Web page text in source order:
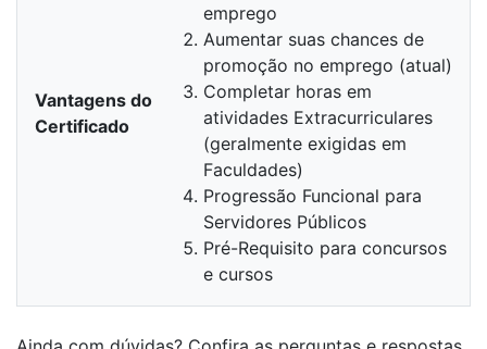
Vantagens do
Certificado
emprego
Aumentar suas chances de
promoção no emprego (atual)
Completar horas em
atividades Extracurriculares
(geralmente exigidas em
Faculdades)
Progressão Funcional para
Servidores Públicos
Pré-Requisito para concursos
e cursos